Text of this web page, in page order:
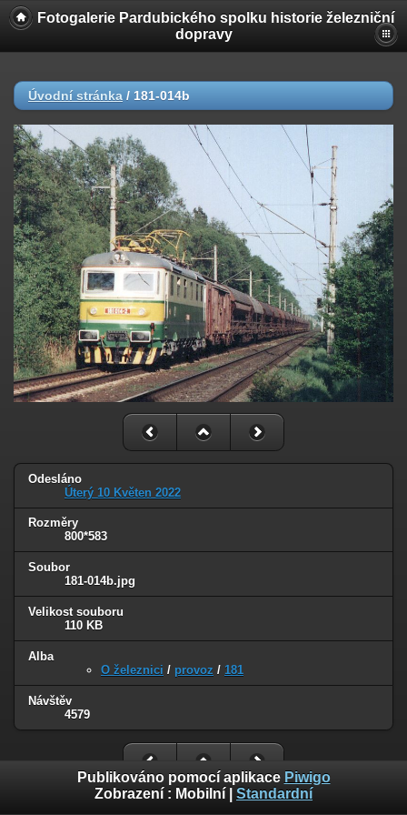
Fotogalerie Pardubického spolku historie železniční
dopravy
Úvodní stránka / 181-014b
Odesláno
Úterý 10 Květen 2022
Rozměry
800*583
Soubor
181-014b.jpg
Velikost souboru
110 KB
Alba
O železnici / provoz / 181
Návštěv
4579
Publikováno pomocí aplikace Piwigo
Zobrazení : Mobilní Standardní